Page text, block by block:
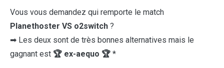
Vous vous demandez qui remporte le match
Planethoster VS o2switch ?
➡ Les deux sont de très bonnes alternatives mais le
gagnant est 🏆 ex-aequo 🏆 *